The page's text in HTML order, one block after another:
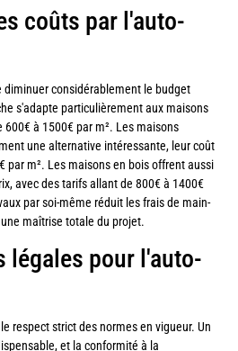
coûts par l'auto-
diminuer considérablement le budget
s'adapte particulièrement aux maisons
à 1500€ par m². Les maisons
une alternative intéressante, leur coût
par m². Les maisons en bois offrent aussi
avec des tarifs allant de 800€ à 1400€
par soi-même réduit les frais de main-
maîtrise totale du projet.
légales pour l'auto-
respect strict des normes en vigueur. Un
et la conformité à la